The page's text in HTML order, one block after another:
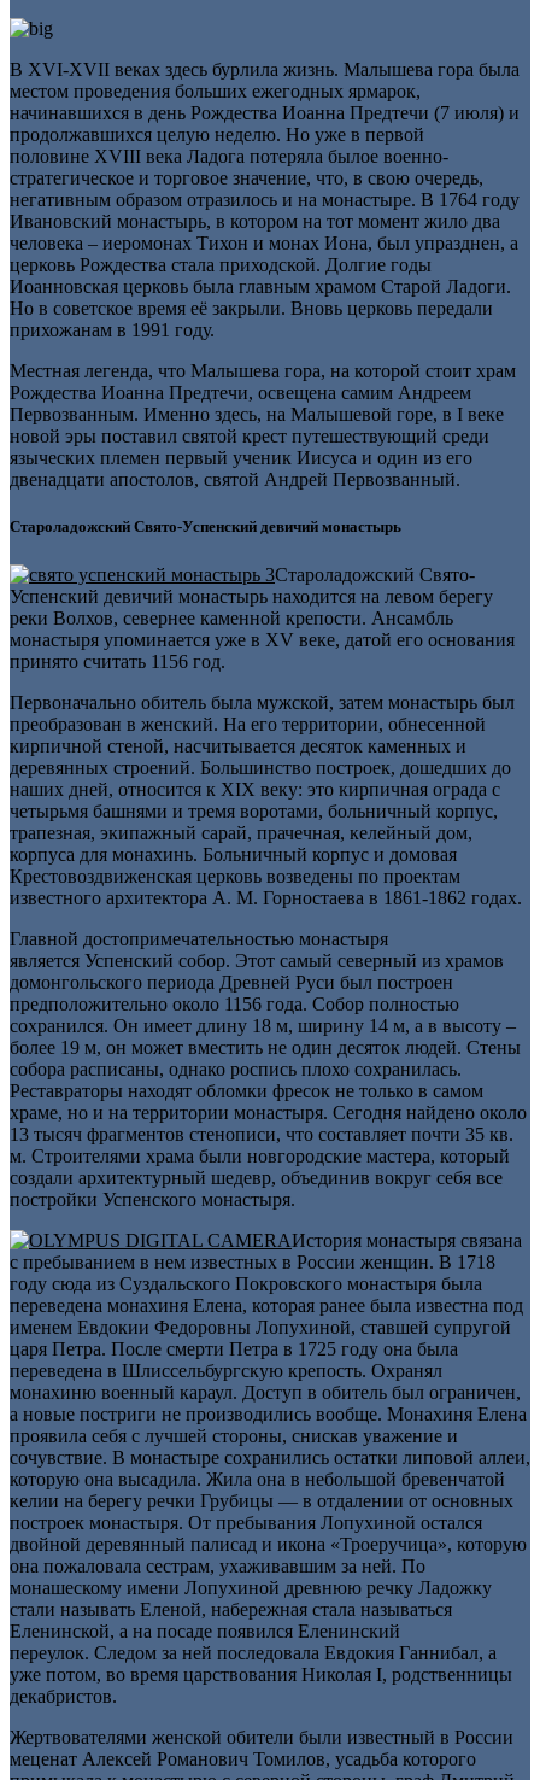
В ХVI-ХVII веках здесь бурлила жизнь. Малышева гора была
местом проведения больших ежегодных ярмарок,
начинавшихся в день Рождества Иоанна Предтечи (7 июля) и
продолжавшихся целую неделю. Но уже в первой
половине XVIII века Ладога потеряла былое военно-
стратегическое и торговое значение, что, в свою очередь,
негативным образом отразилось и на монастыре. В 1764 году
Ивановский монастырь, в котором на тот момент жило два
человека – иеромонах Тихон и монах Иона, был упразднен, а
церковь Рождества стала приходской. Долгие годы
Иоанновская церковь была главным храмом Старой Ладоги.
Но в советское время её закрыли. Вновь церковь передали
прихожанам в 1991 году.
Местная легенда, что Малышева гора, на которой стоит храм
Рождества Иоанна Предтечи, освещена самим Андреем
Первозванным. Именно здесь, на Малышевой горе, в I веке
новой эры поставил святой крест путешествующий среди
языческих племен первый ученик Иисуса и один из его
двенадцати апостолов, святой Андрей Первозванный.
Староладожский Свято-Успенский девичий монастырь
Староладожский Свято-
Успенский девичий монастырь находится на левом берегу
реки Волхов, севернее каменной крепости. Ансамбль
монастыря упоминается уже в XV веке, датой его основания
принято считать 1156 год.
Первоначально обитель была мужской, затем монастырь был
преобразован в женский. На его территории, обнесенной
кирпичной стеной, насчитывается десяток каменных и
деревянных строений. Большинство построек, дошедших до
наших дней, относится к XIX веку: это кирпичная ограда с
четырьмя башнями и тремя воротами, больничный корпус,
трапезная, экипажный сарай, прачечная, келейный дом,
корпуса для монахинь. Больничный корпус и домовая
Крестовоздвиженская церковь возведены по проектам
известного архитектора А. М. Горностаева в 1861-1862 годах.
Главной достопримечательностью монастыря
является Успенский собор. Этот самый северный из храмов
домонгольского периода Древней Руси был построен
предположительно около 1156 года. Собор полностью
сохранился. Он имеет длину 18 м, ширину 14 м, а в высоту –
более 19 м, он может вместить не один десяток людей. Стены
собора расписаны, однако роспись плохо сохранилась.
Реставраторы находят обломки фресок не только в самом
храме, но и на территории монастыря. Сегодня найдено около
13 тысяч фрагментов стенописи, что составляет почти 35 кв.
м. Строителями храма были новгородские мастера, который
создали архитектурный шедевр, объединив вокруг себя все
постройки Успенского монастыря.
История монастыря связана
с пребыванием в нем известных в России женщин. В 1718
году сюда из Суздальского Покровского монастыря была
переведена монахиня Елена, которая ранее была известна под
именем Евдокии Федоровны Лопухиной, ставшей супругой
царя Петра. После смерти Петра в 1725 году она была
переведена в Шлиссельбургскую крепость. Охранял
монахиню военный караул. Доступ в обитель был ограничен,
а новые постриги не производились вообще. Монахиня Елена
проявила себя с лучшей стороны, снискав уважение и
сочувствие. В монастыре сохранились остатки липовой аллеи,
которую она высадила. Жила она в небольшой бревенчатой
келии на берегу речки Грубицы — в отдалении от основных
построек монастыря. От пребывания Лопухиной остался
двойной деревянный палисад и икона «Троеручица», которую
она пожаловала сестрам, ухаживавшим за ней. По
монашескому имени Лопухиной древнюю речку Ладожку
стали называть Еленой, набережная стала называться
Еленинской, а на посаде появился Еленинский
переулок. Следом за ней последовала Евдокия Ганнибал, а
уже потом, во время царствования Николая I, родственницы
декабристов.
Жертвователями женской обители были известный в России
меценат Алексей Романович Томилов, усадьба которого